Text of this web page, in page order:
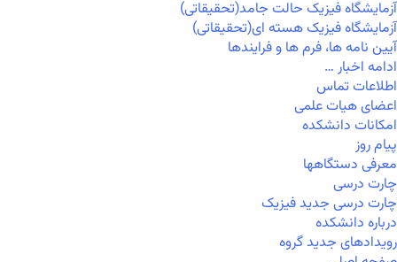
آزمایشگاه فیزیک حالت جامد(تحقیقاتی)
آزمایشگاه فیزیک هسته ای(تحقیقاتی)
آیین نامه ها، فرم ها و فرایندها
ادامه اخبار …
اطلاعات تماس
اعضای هیات علمی
امکانات دانشکده
پیام روز
معرفی دستگاهها
چارت درسی
چارت درسی جدید فیزیک
درباره دانشکده
رویدادهای جدید گروه